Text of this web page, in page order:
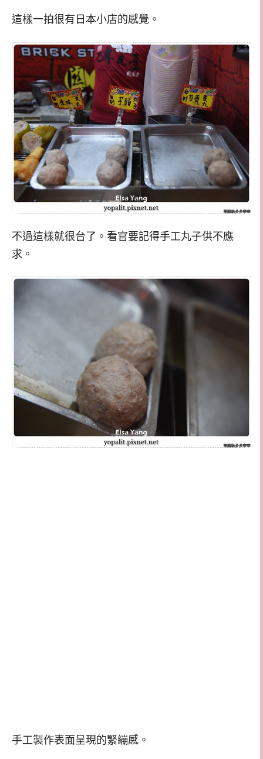
這樣一拍很有日本小店的感覺。
不過這樣就很台了。看官要記得手工丸子供不應
求。
手工製作表面呈現的緊繃感。